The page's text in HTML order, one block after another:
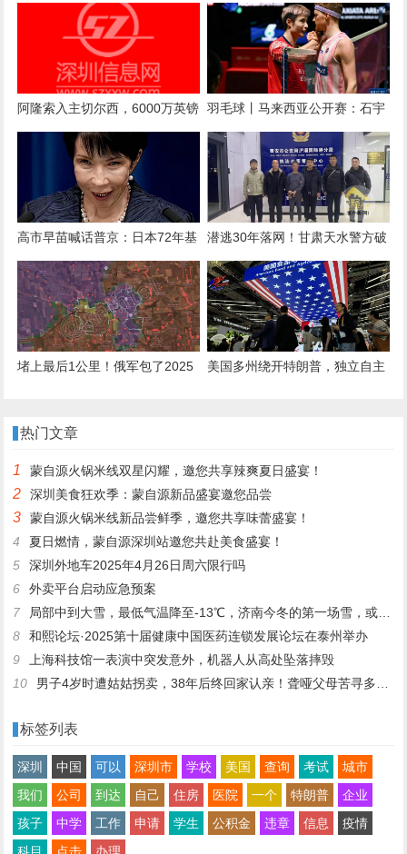
拼酒，遭拒后心生不满言语辱骂
震 南宁、河池等地有震感
阿隆索入主切尔西，6000万英镑
后卫库库雷利亚被曝“1000%”离
队：新帅首考即至？
羽毛球丨马来西亚公开赛：石宇
奇晋级决赛
高市早苗喊话普京：日本72年基
业，绝不能毁中方手上，想去克
宫面谈！
潜逃30年落网！甘肃天水警方破
获一起命案积案
堵上最后1公里！俄军包了2025
红军城
美国多州绕开特朗普，独立自主
热门文章
1 蒙自源火锅米线双星闪耀，邀您共享辣爽夏日盛宴！
2 深圳美食狂欢季：蒙自源新品盛宴邀您品尝
3
蒙自源火锅米线新品尝鲜季，邀您共享味蕾盛宴！
4
夏日燃情，蒙自源深圳站邀您共赴美食盛宴！
5
深圳外地车2025年4月26日周六限行吗
6
外卖平台启动应急预案
7
局部中到大雪，最低气温降至-13℃，济南今冬的第一场雪，或跟去年同一时间！
8
和熙论坛·2025第十届健康中国医药连锁发展论坛在泰州举办
9
上海科技馆一表演中突发意外，机器人从高处坠落摔毁
10
男子4岁时遭姑姑拐卖，38年后终回家认亲！聋哑父母苦寻多年，母亲已抱憾离世丨红星寻人
标签列表
深圳 中国 可以 深圳市 学校 美国 查询 考试
城市
我们
公司 到达 自己 住房 医院 一个 特朗普
企业
孩子
中学 工作 申请 学生 公积金 违章 信息
疫情